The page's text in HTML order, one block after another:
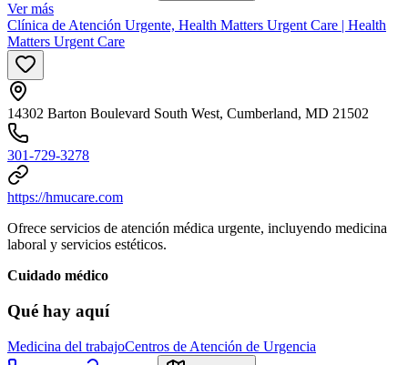
Ver más
Clínica de Atención Urgente, Health Matters Urgent Care | Health
Matters Urgent Care
14302 Barton Boulevard South West, Cumberland, MD 21502
301-729-3278
https://hmucare.com
Ofrece servicios de atención médica urgente, incluyendo medicina
laboral y servicios estéticos.
Cuidado médico
Qué hay aquí
Medicina del trabajoCentros de Atención de Urgencia